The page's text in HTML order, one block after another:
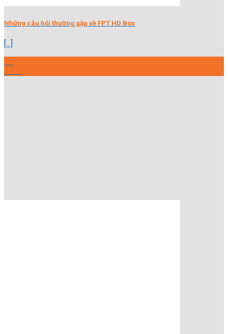
Những câu hỏi thường gặp về FPT HD Box
[...]